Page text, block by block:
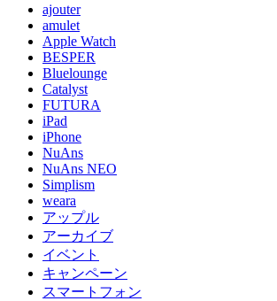
ajouter
amulet
Apple Watch
BESPER
Bluelounge
Catalyst
FUTURA
iPad
iPhone
NuAns
NuAns NEO
Simplism
weara
アップル
アーカイブ
イベント
キャンペーン
スマートフォン